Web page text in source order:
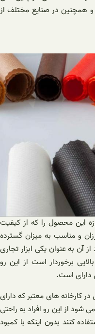
و همچنین در صنایع مختلف از
این محصول را که از کیفیت
و مناسب به میزان گسترده
آن به عنوان یکی ابزار تجاری
برخوردار است از این رو
دارای است.
در کارخانه های معتبر که دارای
می شود از این رو افراد به راحتی
کنند بدون اینکه با کمبود